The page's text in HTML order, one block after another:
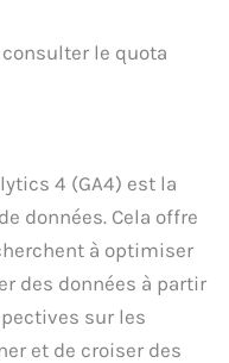
le quota
4 (GA4) est la
données. Cela offre
à optimiser
des données à partir
sur les
et de croiser des